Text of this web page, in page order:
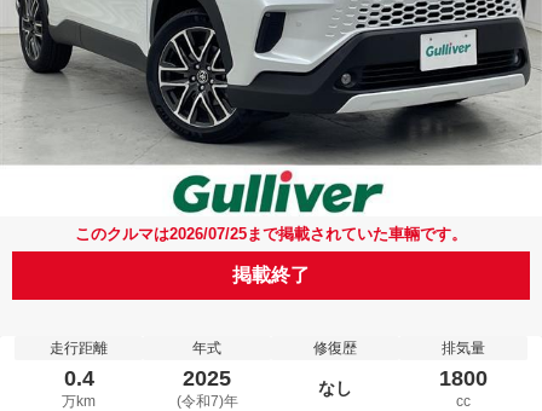
このクルマは2026/07/25まで掲載されていた車輛です。
掲載終了
走行距離
0.4
万km
年式
2025
(令和7)年
修復歴
なし
排気量
1800
cc